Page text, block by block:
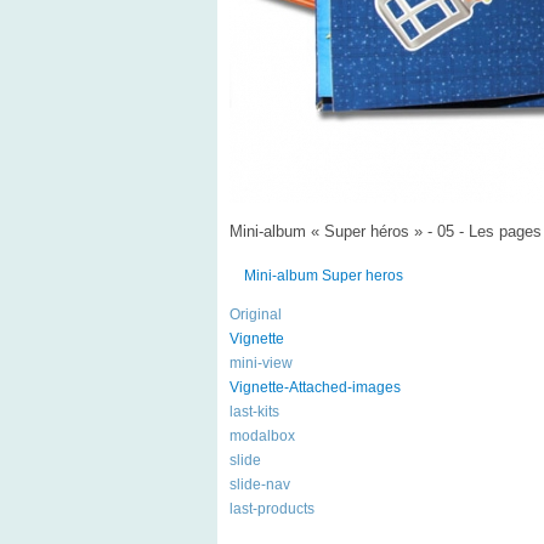
Mini-album « Super héros » - 05 - Les
Mini-album Super heros
Original
Vignette
mini-view
Vignette-Attached-images
last-kits
modalbox
slide
slide-nav
last-products